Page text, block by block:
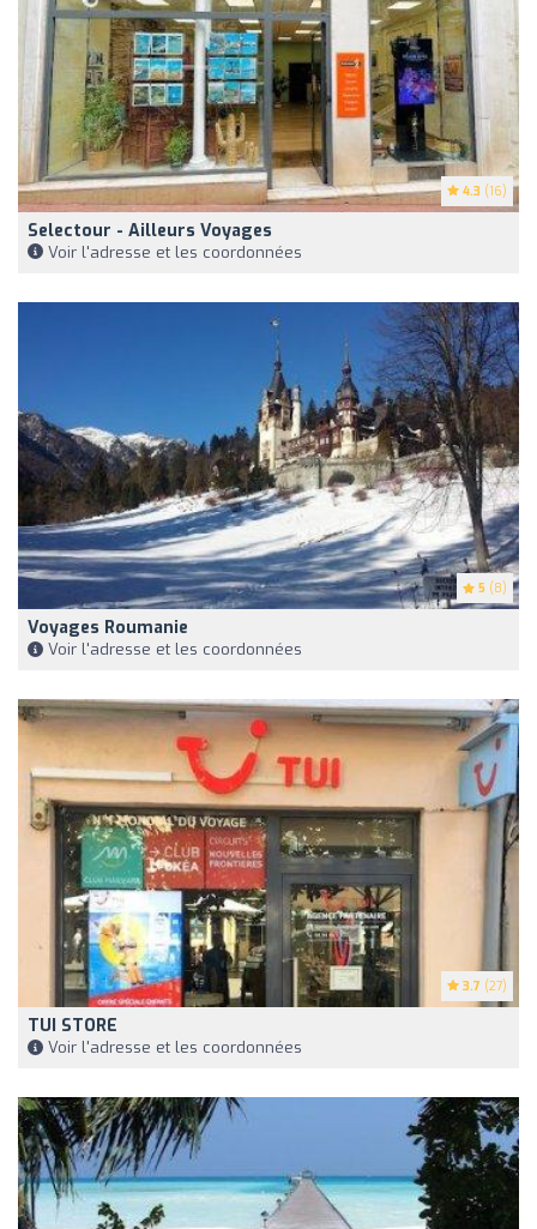
4.3 (16)
Selectour - Ailleurs Voyages
Voir l'adresse et les coordonnées
5 (8)
Voyages Roumanie
Voir l'adresse et les coordonnées
3.7 (27)
TUI STORE
Voir l'adresse et les coordonnées